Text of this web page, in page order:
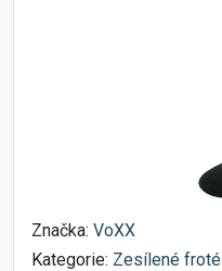
Značka: VoXX
Kategorie: Zesílené froté